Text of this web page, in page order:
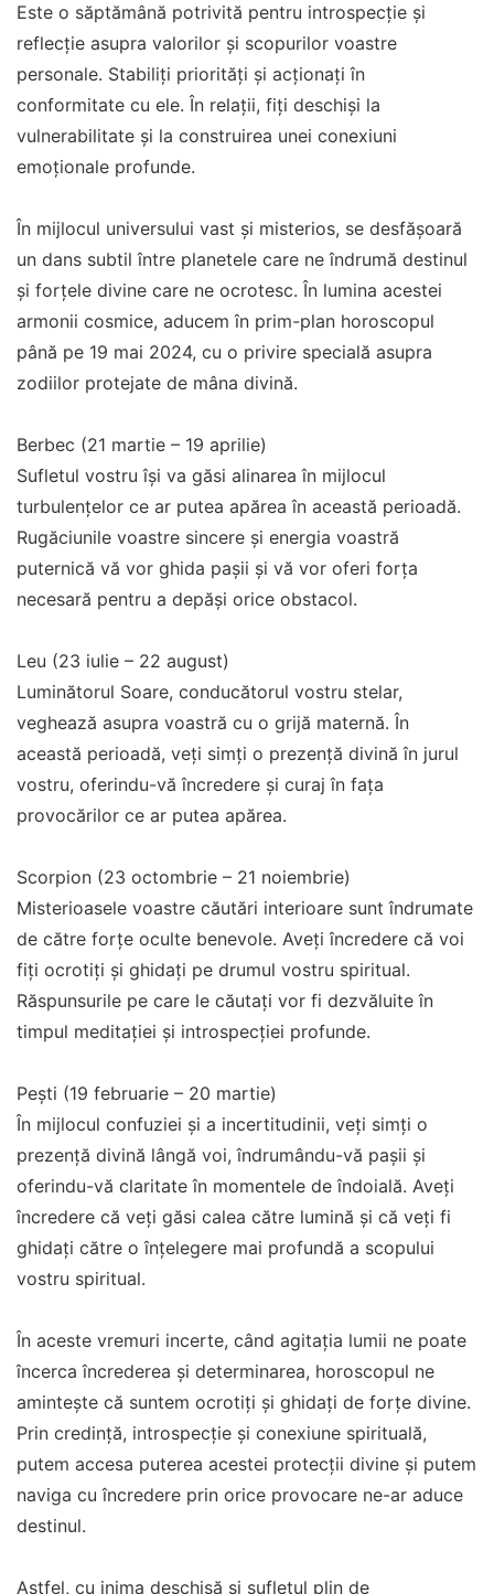
Este o săptămână potrivită pentru introspecție și
reflecție asupra valorilor și scopurilor voastre
personale. Stabiliți priorități și acționați în
conformitate cu ele. În relații, fiți deschiși la
vulnerabilitate și la construirea unei conexiuni
emoționale profunde.
În mijlocul universului vast și misterios, se desfășoară
un dans subtil între planetele care ne îndrumă destinul
și forțele divine care ne ocrotesc. În lumina acestei
armonii cosmice, aducem în prim-plan horoscopul
până pe 19 mai 2024, cu o privire specială asupra
zodiilor protejate de mâna divină.
Berbec (21 martie – 19 aprilie)
Sufletul vostru își va găsi alinarea în mijlocul
turbulențelor ce ar putea apărea în această perioadă.
Rugăciunile voastre sincere și energia voastră
puternică vă vor ghida pașii și vă vor oferi forța
necesară pentru a depăși orice obstacol.
Leu (23 iulie – 22 august)
Luminătorul Soare, conducătorul vostru stelar,
veghează asupra voastră cu o grijă maternă. În
această perioadă, veți simți o prezență divină în jurul
vostru, oferindu-vă încredere și curaj în fața
provocărilor ce ar putea apărea.
Scorpion (23 octombrie – 21 noiembrie)
Misterioasele voastre căutări interioare sunt îndrumate
de către forțe oculte benevole. Aveți încredere că voi
fiți ocrotiți și ghidați pe drumul vostru spiritual.
Răspunsurile pe care le căutați vor fi dezvăluite în
timpul meditației și introspecției profunde.
Pești (19 februarie – 20 martie)
În mijlocul confuziei și a incertitudinii, veți simți o
prezență divină lângă voi, îndrumându-vă pașii și
oferindu-vă claritate în momentele de îndoială. Aveți
încredere că veți găsi calea către lumină și că veți fi
ghidați către o înțelegere mai profundă a scopului
vostru spiritual.
În aceste vremuri incerte, când agitația lumii ne poate
încerca încrederea și determinarea, horoscopul ne
amintește că suntem ocrotiți și ghidați de forțe divine.
Prin credință, introspecție și conexiune spirituală,
putem accesa puterea acestei protecții divine și putem
naviga cu încredere prin orice provocare ne-ar aduce
destinul.
Astfel, cu inima deschisă și sufletul plin de